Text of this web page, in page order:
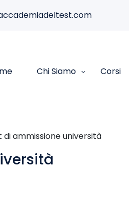
Chi Siamo Corsi
di ammissione università